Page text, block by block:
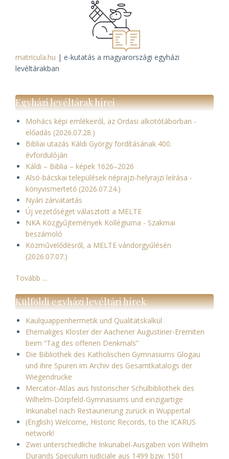
matricula.hu | e-kutatás a magyarországi egyházi
levéltárakban
Egyházi levéltárak hírei
Mohács képi emlékeiről, az Ordasi alkotótáborban -
előadás (2026.07.28.)
Bibliai utazás Káldi György fordításának 400.
évfordulóján
Káldi – Biblia – képek 1626–2026
Alsó-bácskai települések néprajzi-helyrajzi leírása -
könyvismertető (2026.07.24.)
Nyári zárvatartás
Új vezetőséget választott a MELTE
NKA Közgyűjtemények Kollégiuma - Szakmai
beszámoló
Közművelődésről, a MELTE vándorgyűlésén
(2026.07.07.)
Tovább ...
Külföldi egyházi levéltári hírek
Kaulquappenhermetik und Qualitätskalkül
Ehemaliges Kloster der Aachener Augustiner-Eremiten
beim “Tag des offenen Denkmals”
Die Bibliothek des Katholischen Gymnasiums Glogau
und ihre Spuren im Archiv des Gesamtkatalogs der
Wiegendrucke
Mercator-Atlas aus historischer Schulbibliothek des
Wilhelm-Dörpfeld-Gymnasiums und einzigartige
Inkunabel nach Restaurierung zurück in Wuppertal
(English) Welcome, Historic Records, to the ICARUS
network!
Zwei unterschiedliche Inkunabel-Ausgaben von Wilhelm
Durands Speculum iudiciale aus 1499 bzw. 1501